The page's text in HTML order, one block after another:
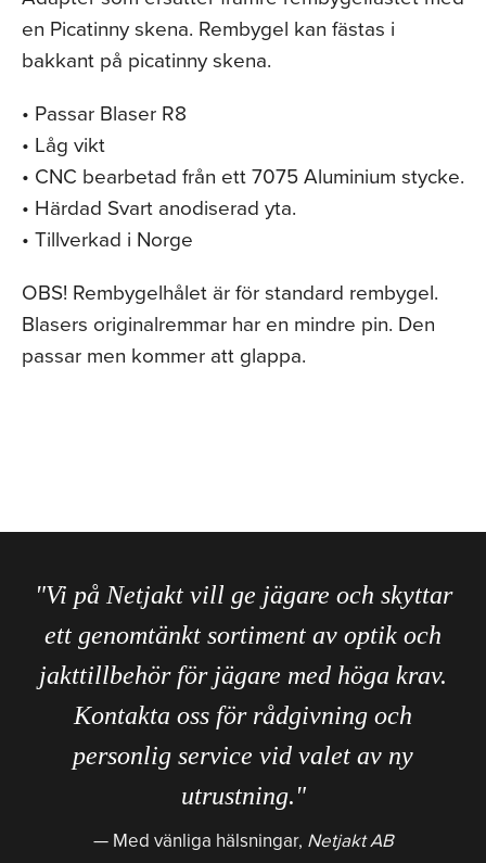
en Picatinny skena. Rembygel kan fästas i
bakkant på picatinny skena.
• Passar Blaser R8
• Låg vikt
• CNC bearbetad från ett 7075 Aluminium stycke.
• Härdad Svart anodiserad yta.
• Tillverkad i Norge
OBS! Rembygelhålet är för standard rembygel.
Blasers originalremmar har en mindre pin. Den
passar men kommer att glappa.
"Vi på Netjakt vill ge jägare och skyttar
ett genomtänkt sortiment av optik och
jakttillbehör för jägare med höga krav.
Kontakta oss för rådgivning och
personlig service vid valet av ny
utrustning."
Med vänliga hälsningar, Netjakt AB